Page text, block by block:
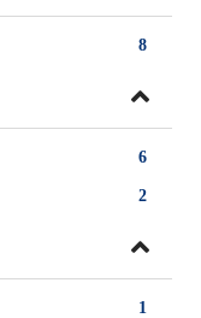
8
6
2
1